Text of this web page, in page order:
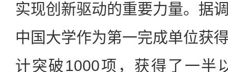
实现创新驱动的重要力量。据
中国大学作为第一完成单位获
计突破1000项，获得了一半